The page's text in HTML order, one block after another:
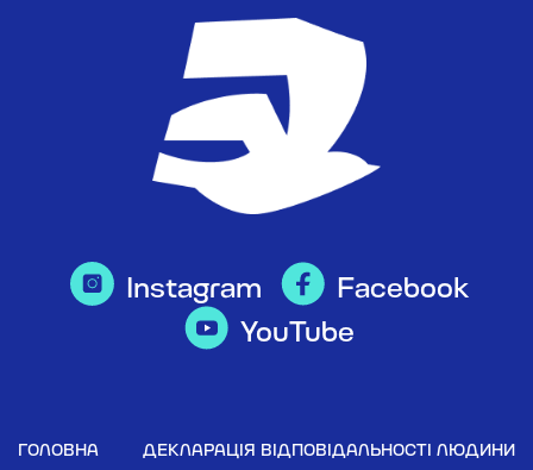
Instagram
Facebook
YouTube
ГОЛОВНА ДЕКЛАРАЦІЯ ВІДПОВІДАЛЬНОСТІ ЛЮДИНИ